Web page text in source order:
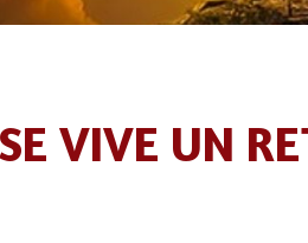
VIVE UN